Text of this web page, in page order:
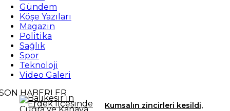
Gündem
Köşe Yazıları
Magazin
Politika
Sağlık
Spor
Teknoloji
Video Galeri
HABERLER
Kumsalın zincirleri kesildi,